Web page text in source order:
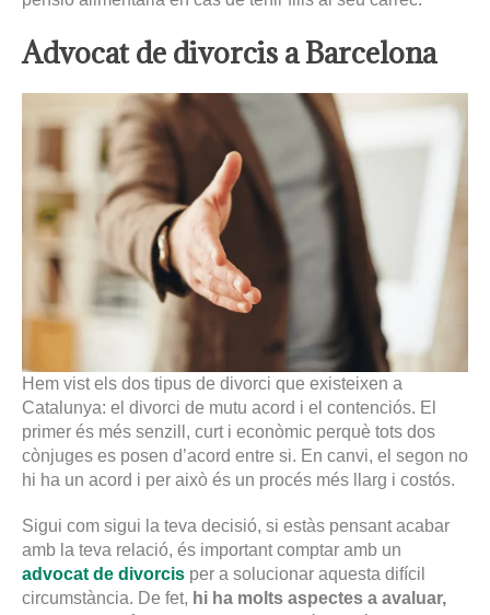
Advocat de divorcis a Barcelona
Hem vist els dos tipus de divorci que existeixen a
Catalunya: el divorci de mutu acord i el contenciós. El
primer és més senzill, curt i econòmic perquè tots dos
cònjuges es posen d’acord entre si. En canvi, el segon no
hi ha un acord i per això és un procés més llarg i costós.
Sigui com sigui la teva decisió, si estàs pensant acabar
amb la teva relació, és important comptar amb un
advocat de divorcis
circumstància. De fet, hi ha molts aspectes a avaluar,